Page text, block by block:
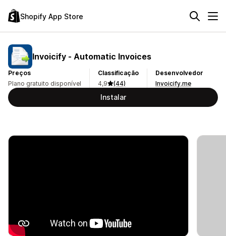
Shopify App Store
Invoicify ‑ Automatic Invoices
Preços
Plano gratuito disponível
Classificação
4,9
(44)
Desenvolvedor
Invoicify.me
Instalar